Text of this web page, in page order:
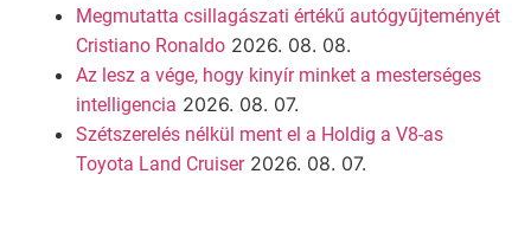
Megmutatta csillagászati értékű autógyűjteményét
Cristiano Ronaldo 2026. 08. 08.
Az lesz a vége, hogy kinyír minket a mesterséges
intelligencia 2026. 08. 07.
Szétszerelés nélkül ment el a Holdig a V8-as
Toyota Land Cruiser 2026. 08. 07.